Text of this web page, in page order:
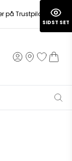
på Trustpilot
SIDST SET